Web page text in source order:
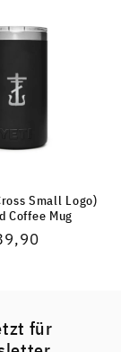
Small Logo)
Coffee Mug
für